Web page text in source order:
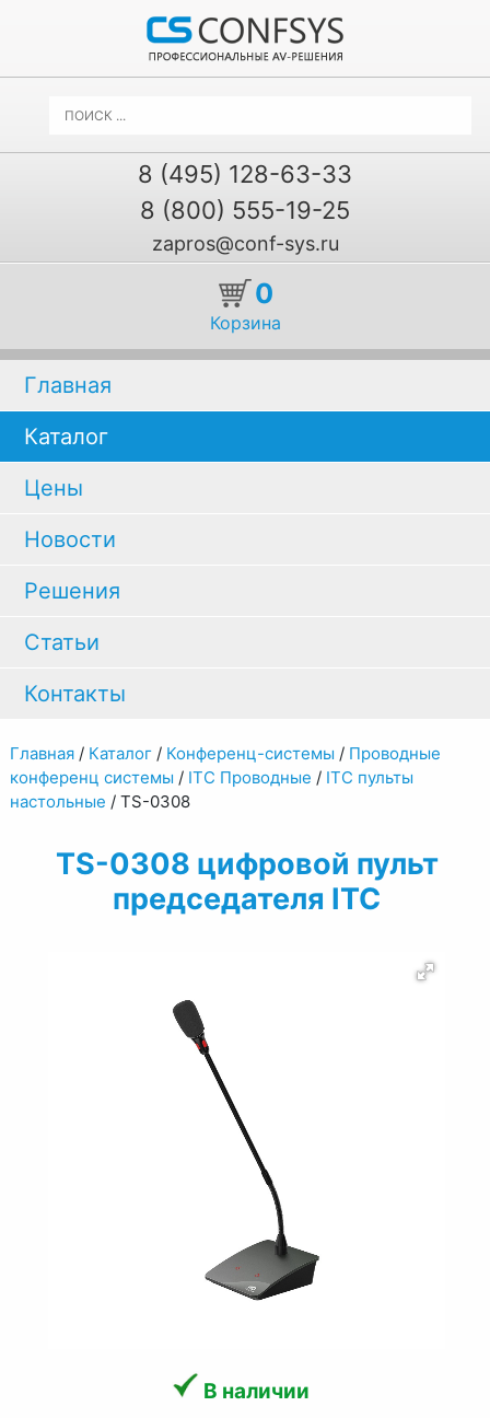
8 (495) 128-63-33
8 (800) 555-19-25
zapros@conf-sys.ru
0
Корзина
Главная
Каталог
Цены
Новости
Решения
Статьи
Контакты
Главная/ Каталог/ Конференц-системы / Проводные
конференц системы / ITC Проводные / ITC пульты
настольные / TS-0308
TS-0308 цифровой пульт
председателя ITC
В наличии